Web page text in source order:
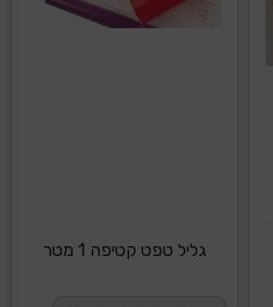
גליל טפט קטיפה 1 מטר